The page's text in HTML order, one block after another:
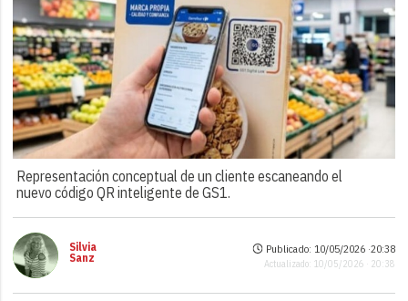
Representación conceptual de un cliente escaneando el
nuevo código QR inteligente de GS1.
Silvia
Sanz
Publicado: 10/05/2026 ·20:38
Actualizado: 10/05/2026 · 20:38